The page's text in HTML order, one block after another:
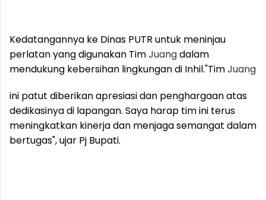
Kedatangannya ke Dinas PUTR untuk meninjau
perlatan yang digunakan TimJuangdalam
mendukung kebersihan lingkungan di Inhil."TimJuang
ini patut diberikan apresiasi dan penghargaan atas
dedikasinya di lapangan. Saya harap tim ini terus
meningkatkan kinerja dan menjaga semangat dalam
bertugas", ujar Pj Bupati.